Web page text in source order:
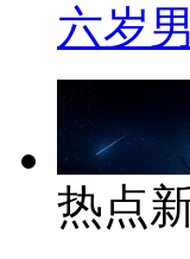
六岁
热点